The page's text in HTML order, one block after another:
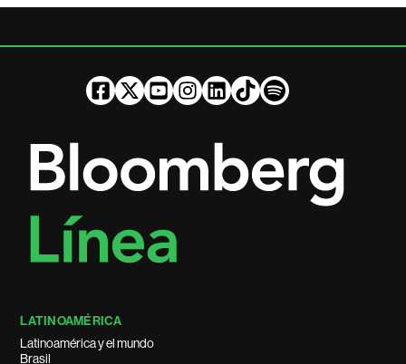
LATINOAMÉRICA
Latinoamérica y el mundo
Brasil